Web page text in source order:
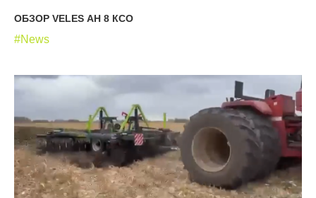
ОБЗОР VELES АН 8 КСО
#News